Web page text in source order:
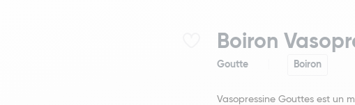
Boiron
Goutte Boiron
Vasopressine Gouttes est un